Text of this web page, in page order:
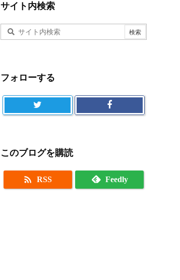
ー
サイト内検索
フォローする
このブログを購読
 RSS Feedly